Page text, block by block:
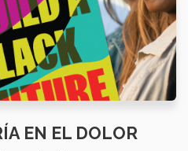
EN EL DOLOR